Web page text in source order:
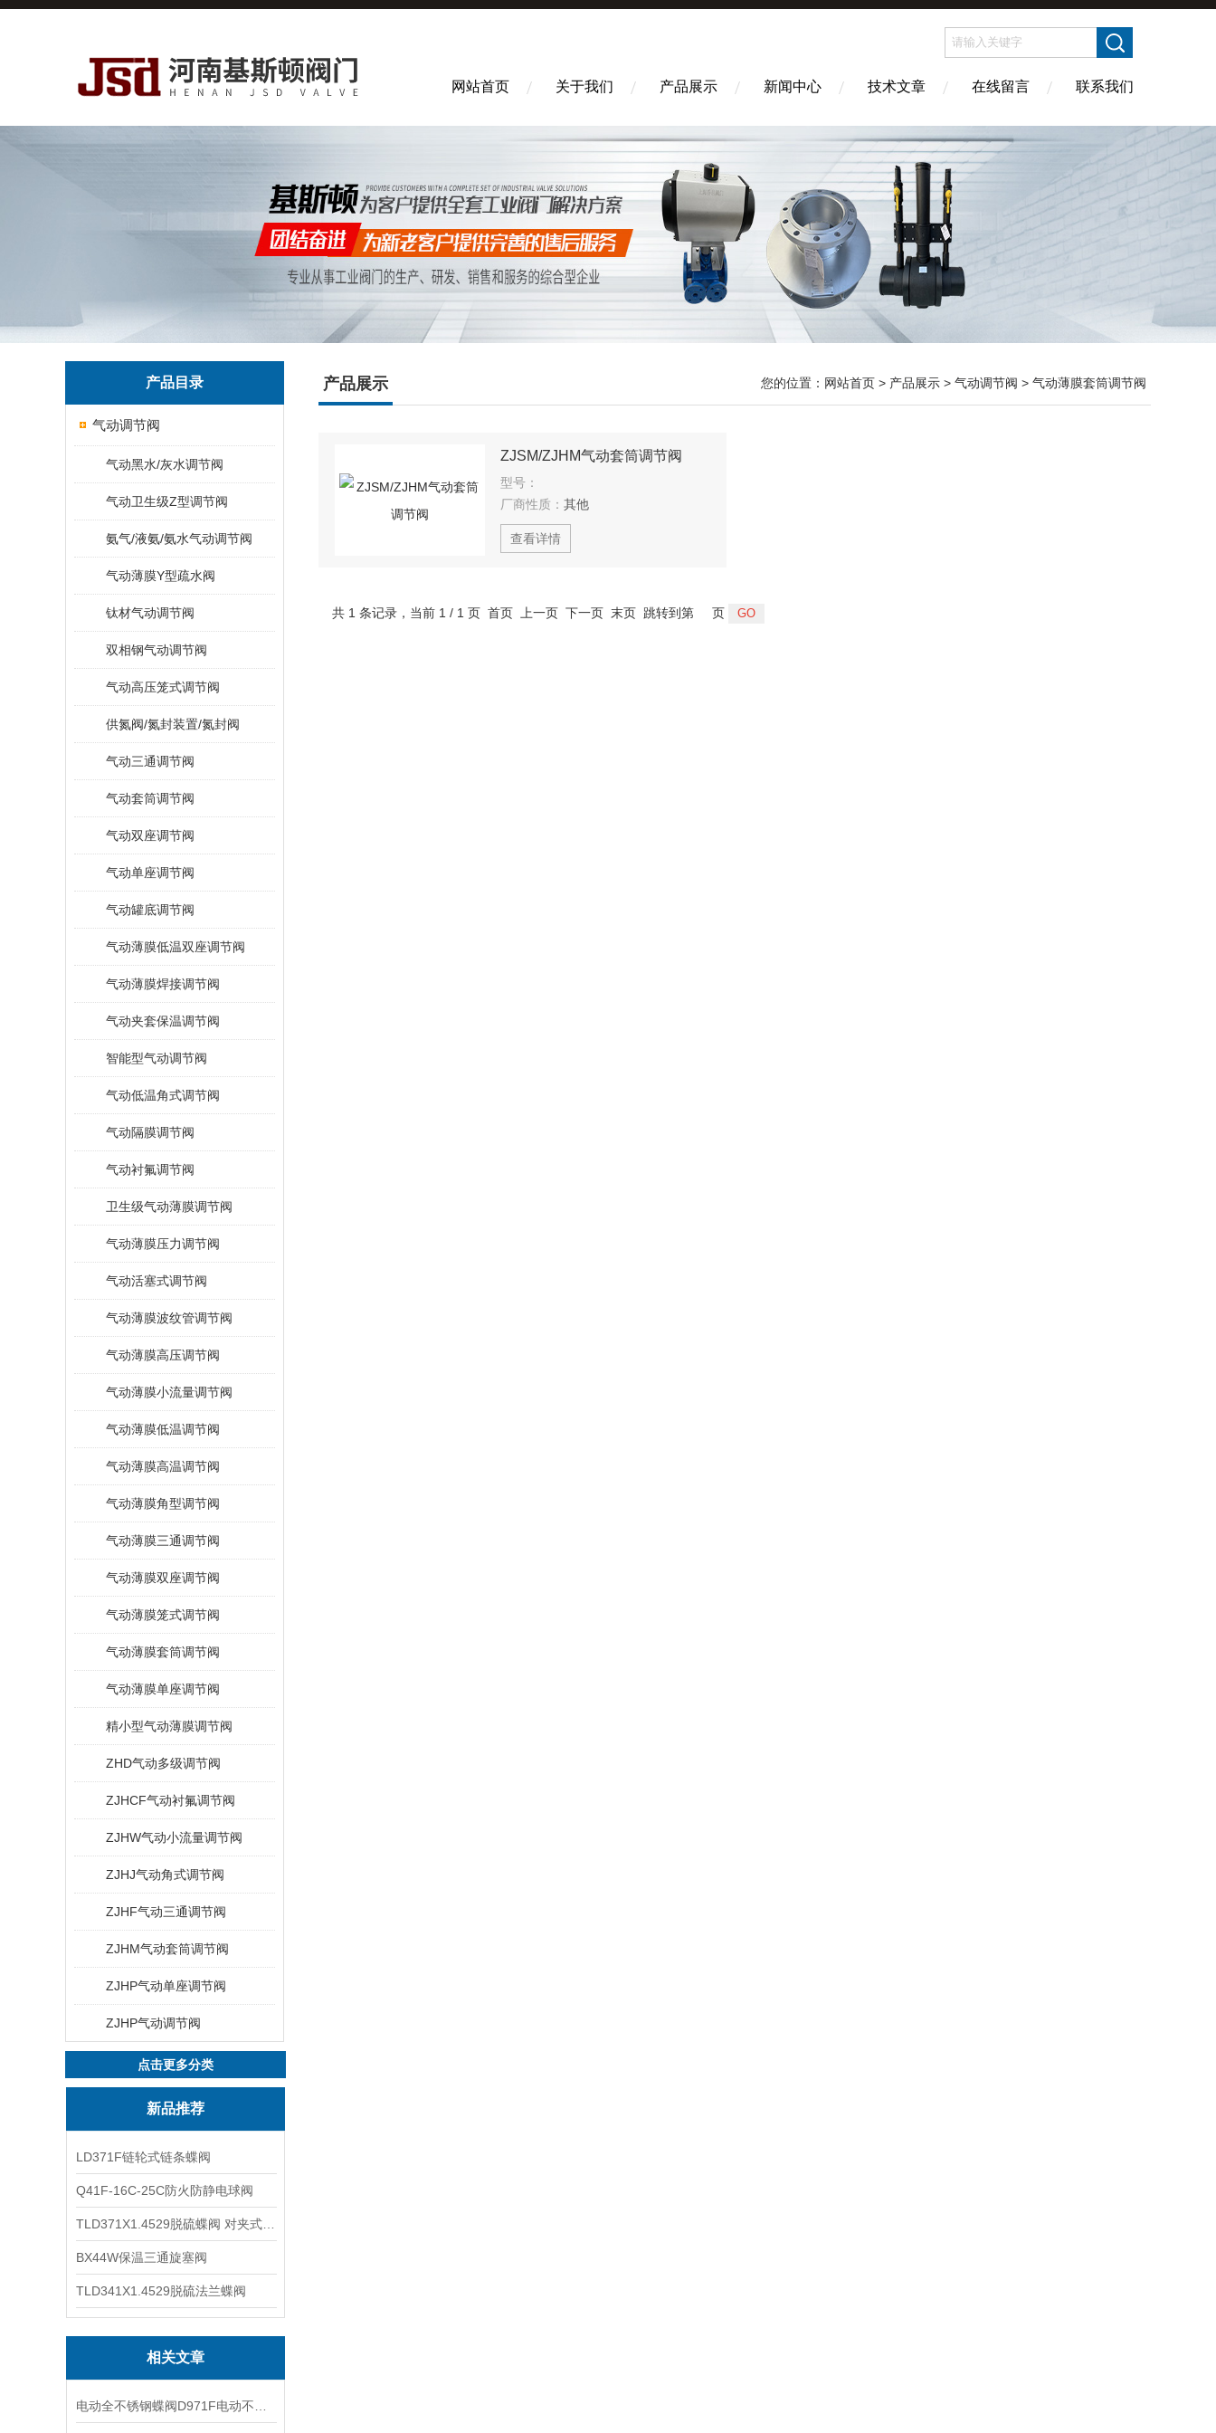
网站首页 关于我们 产品展示 新闻中心 技术文章 在线留言 联系我们
产品目录
气动调节阀
气动黑水/灰水调节阀
气动卫生级Z型调节阀
氨气/液氨/氨水气动调节阀
气动薄膜Y型疏水阀
钛材气动调节阀
双相钢气动调节阀
气动高压笼式调节阀
供氮阀/氮封装置/氮封阀
气动三通调节阀
气动套筒调节阀
气动双座调节阀
气动单座调节阀
气动罐底调节阀
气动薄膜低温双座调节阀
气动薄膜焊接调节阀
气动夹套保温调节阀
智能型气动调节阀
气动低温角式调节阀
气动隔膜调节阀
气动衬氟调节阀
卫生级气动薄膜调节阀
气动薄膜压力调节阀
气动活塞式调节阀
气动薄膜波纹管调节阀
气动薄膜高压调节阀
气动薄膜小流量调节阀
气动薄膜低温调节阀
气动薄膜高温调节阀
气动薄膜角型调节阀
气动薄膜三通调节阀
气动薄膜双座调节阀
气动薄膜笼式调节阀
气动薄膜套筒调节阀
气动薄膜单座调节阀
精小型气动薄膜调节阀
ZHD气动多级调节阀
ZJHCF气动衬氟调节阀
ZJHW气动小流量调节阀
ZJHJ气动角式调节阀
ZJHF气动三通调节阀
ZJHM气动套筒调节阀
ZJHP气动单座调节阀
ZJHP气动调节阀
点击更多分类
新品推荐
LD371F链轮式链条蝶阀
Q41F-16C-25C防火防静电球阀
BX44W保温三通旋塞阀
TLD341X1.4529脱硫法兰蝶阀
相关文章
产品展示 您的位置： 网站首页 > 产品展示 > 气动调节阀 > 气动薄膜套筒调节阀
ZJSM/ZJHM气动套筒调节阀
型号：
厂商性质： 其他
查看详情
共 1 条记录，当前 1 / 1 页 首页 上一页 下一页 末页 跳转到第 页